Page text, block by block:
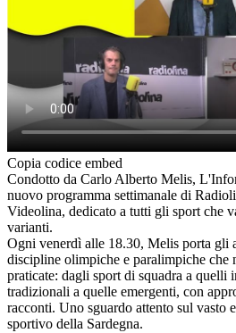
Copia codice embed
Condotto da Carlo Alberto Melis,
nuovo programma settimanale di
Videolina, dedicato a tutti gli sport che
varianti.
Ogni venerdì alle 18.30, Melis porta gli
discipline olimpiche e paralimpiche che
praticate: dagli sport di squadra a
tradizionali a quelle emergenti, con
racconti. Uno sguardo attento sul vasto
sportivo della Sardegna.